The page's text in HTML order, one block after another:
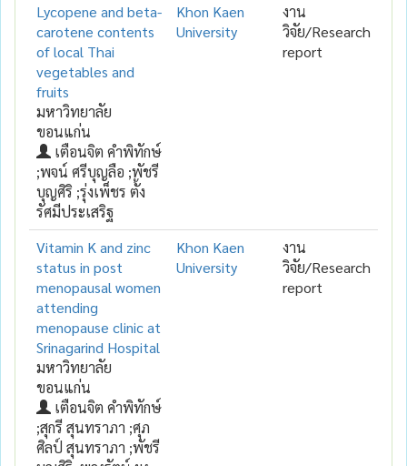
Lycopene and beta-
carotene contents
of local Thai
vegetables and
fruits
มหาวิทยาลัย
ขอนแก่น
เตือนจิต คำพิทักษ์
;พจน์ ศรีบุญลือ ;พัชรี
บุญศิริ ;รุ่งเพ็ชร ตั้ง
รัศมีประเสริฐ
Khon Kaen
University
งาน
วิจัย/Research
report
Vitamin K and zinc
status in post
menopausal women
attending
menopause clinic at
Srinagarind Hospital
มหาวิทยาลัย
ขอนแก่น
เตือนจิต คำพิทักษ์
;สุกรี สุนทราภา ;ศุภ
ศิลป์ สุนทราภา ;พัชรี
Khon Kaen
University
งาน
วิจัย/Research
report